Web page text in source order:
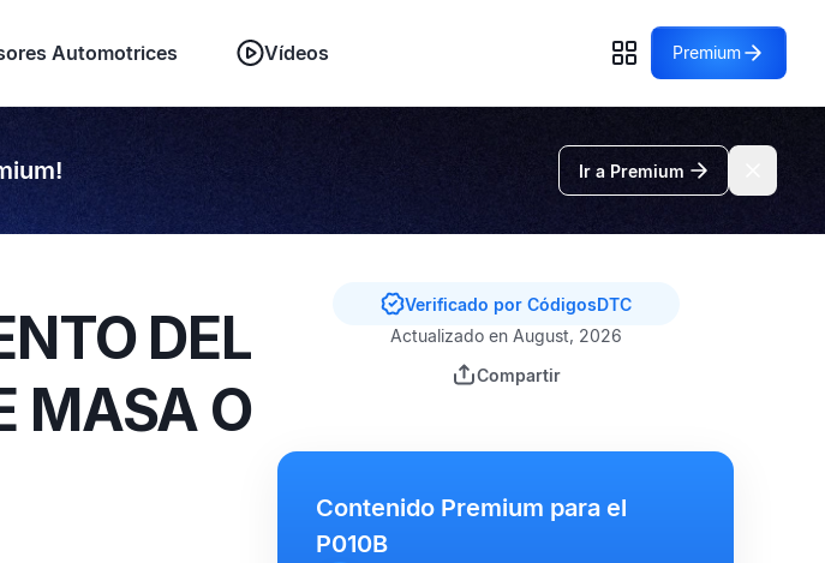
Automotrices Vídeos Premium
Ir a Premium
DEL
MASA O
Verificado por CódigosDTC
Actualizado en August, 2026
Compartir
Contenido Premium para el
P010B